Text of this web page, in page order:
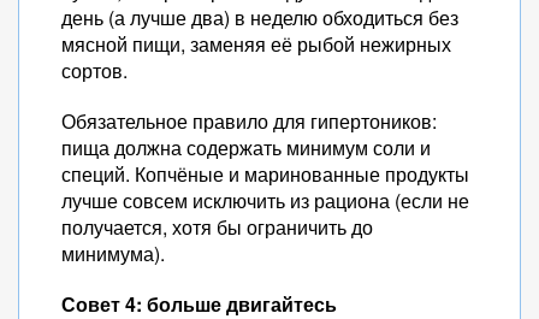
день (а лучше два) в неделю обходиться без
мясной пищи, заменяя её рыбой нежирных
сортов.
Обязательное правило для гипертоников:
пища должна содержать минимум соли и
специй. Копчёные и маринованные продукты
лучше совсем исключить из рациона (если не
получается, хотя бы ограничить до
минимума).
Совет 4: больше двигайтесь